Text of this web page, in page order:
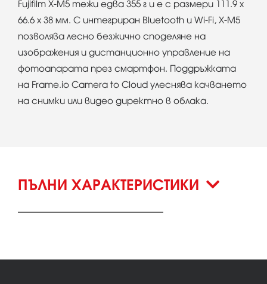
Fujifilm X-M5 тежи едва 355 г и е с размери 111.9 x
66.6 x 38 мм. С интегриран Bluetooth и Wi-Fi, X-M5
позволява лесно безжично споделяне на
изображения и дистанционно управление на
фотоапарата през смартфон. Поддръжката
на Frame.io Camera to Cloud улеснява качването
на снимки или видео директно в облака.
ПЪЛНИ ХАРАКТЕРИСТИКИ